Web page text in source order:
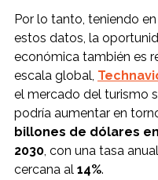
Por lo tanto, teniendo
estos datos, la
económica también es
escala global,
el mercado del turismo
podría aumentar en
billones de dólares
2030 , con una tasa
cercana al 14%.